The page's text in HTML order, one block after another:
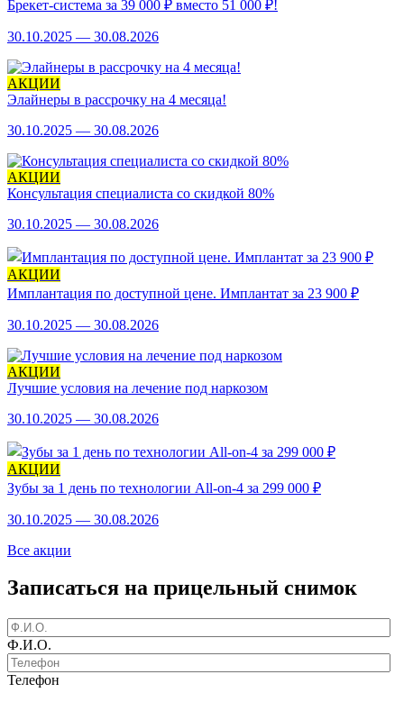
Брекет-система за 39 000 ₽ вместо 51 000 ₽!
30.10.2025 — 30.08.2026
АКЦИИ
Элайнеры в рассрочку на 4 месяца!
30.10.2025 — 30.08.2026
АКЦИИ
Консультация специалиста со скидкой 80%
30.10.2025 — 30.08.2026
АКЦИИ
Имплантация по доступной цене. Имплантат за 23 900 ₽
30.10.2025 — 30.08.2026
АКЦИИ
Лучшие условия на лечение под наркозом
30.10.2025 — 30.08.2026
АКЦИИ
Зубы за 1 день по технологии All-on-4 за 299 000 ₽
30.10.2025 — 30.08.2026
Все акции
Записаться на прицельный снимок
Ф.И.О.
Телефон